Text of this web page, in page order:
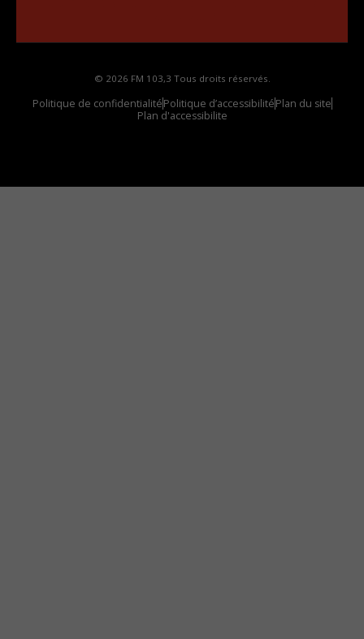
© 2026 FM 103,3 Tous droits réservés.
Politique de confidentialitéPolitique d’accessibilitéPlan du site
Plan d'accessibilite